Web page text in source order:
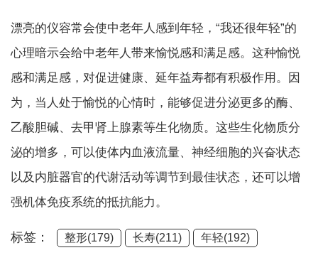
漂亮的仪容常会使中老年人感到年轻，“我还很年轻”的
心理暗示会给中老年人带来愉悦感和满足感。这种愉悦
感和满足感，对促进健康、延年益寿都有积极作用。因
为，当人处于愉悦的心情时，能够促进分泌更多的酶、
乙酸胆碱、去甲肾上腺素等生化物质。这些生化物质分
泌的增多，可以使体内血液流量、神经细胞的兴奋状态
以及内脏器官的代谢活动等调节到最佳状态，还可以增
强机体免疫系统的抵抗能力。
标签： 整形(179) 长寿(211) 年轻(192)